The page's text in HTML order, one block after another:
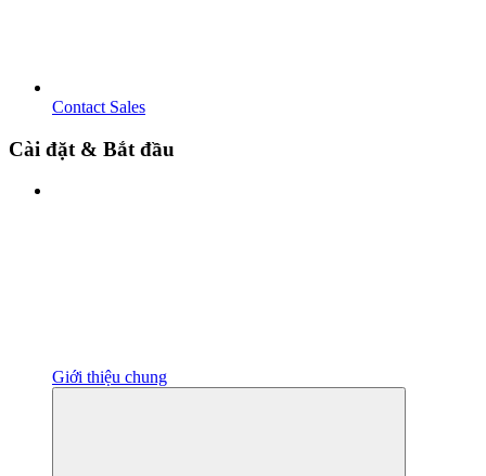
Contact Sales
Cài đặt & Bắt đầu
Giới thiệu chung